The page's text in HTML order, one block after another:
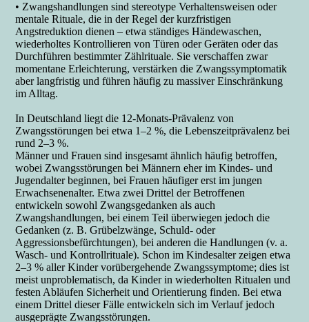
• Zwangshandlungen sind stereotype Verhaltensweisen oder
mentale Rituale, die in der Regel der kurzfristigen
Angstreduktion dienen – etwa ständiges Händewaschen,
wiederholtes Kontrollieren von Türen oder Geräten oder das
Durchführen bestimmter Zählrituale. Sie verschaffen zwar
momentane Erleichterung, verstärken die Zwangssymptomatik
aber langfristig und führen häufig zu massiver Einschränkung
im Alltag.
In Deutschland liegt die 12-Monats-Prävalenz von
Zwangsstörungen bei etwa 1–2 %, die Lebenszeitprävalenz bei
rund 2–3 %.
Männer und Frauen sind insgesamt ähnlich häufig betroffen,
wobei Zwangsstörungen bei Männern eher im Kindes- und
Jugendalter beginnen, bei Frauen häufiger erst im jungen
Erwachsenenalter. Etwa zwei Drittel der Betroffenen
entwickeln sowohl Zwangsgedanken als auch
Zwangshandlungen, bei einem Teil überwiegen jedoch die
Gedanken (z. B. Grübelzwänge, Schuld- oder
Aggressionsbefürchtungen), bei anderen die Handlungen (v. a.
Wasch- und Kontrollrituale). Schon im Kindesalter zeigen etwa
2–3 % aller Kinder vorübergehende Zwangssymptome; dies ist
meist unproblematisch, da Kinder in wiederholten Ritualen und
festen Abläufen Sicherheit und Orientierung finden. Bei etwa
einem Drittel dieser Fälle entwickeln sich im Verlauf jedoch
ausgeprägte Zwangsstörungen.